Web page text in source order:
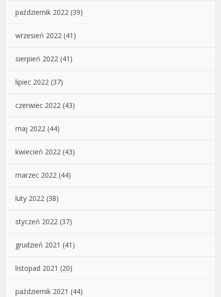
październik 2022 (39)
wrzesień 2022 (41)
sierpień 2022 (41)
lipiec 2022 (37)
czerwiec 2022 (43)
maj 2022 (44)
kwiecień 2022 (43)
marzec 2022 (44)
luty 2022 (38)
styczeń 2022 (37)
grudzień 2021 (41)
listopad 2021 (20)
październik 2021 (44)